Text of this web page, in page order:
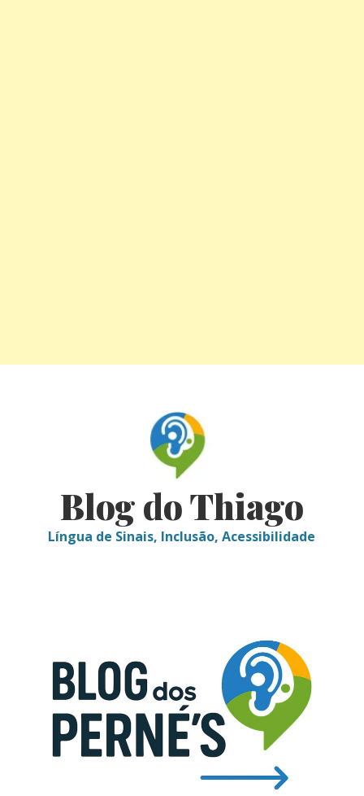
Blog do Thiago
Língua de Sinais, Inclusão, Acessibilidade